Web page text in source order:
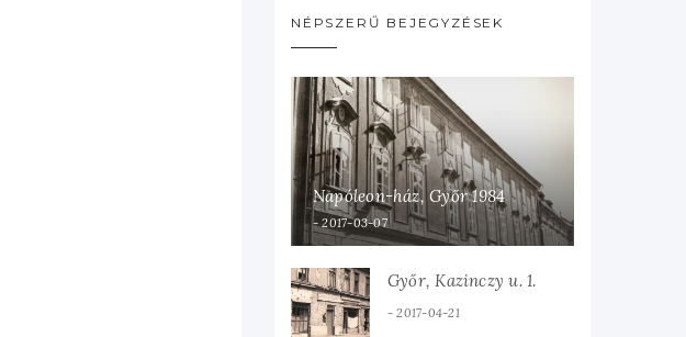
NÉPSZERŰ BEJEGYZÉSEK
Napóleon-ház, Győr 1984
2017-03-07
Győr, Kazinczy u. 1.
2017-04-21